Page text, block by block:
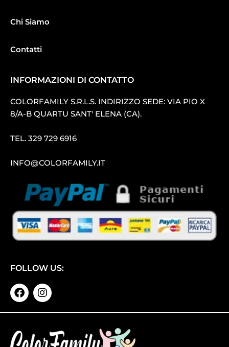
Chi Siamo
Contatti
INFORMAZIONI DI CONTATTO
COLORFAMILY S.R.L.S. INDIRIZZO SEDE: VIA PIO X
8/A-B QUARTU SANT′ ELENA (CA).
TEL. 329 729 6916
INFO@COLORFAMILY.IT
FOLLOW US: